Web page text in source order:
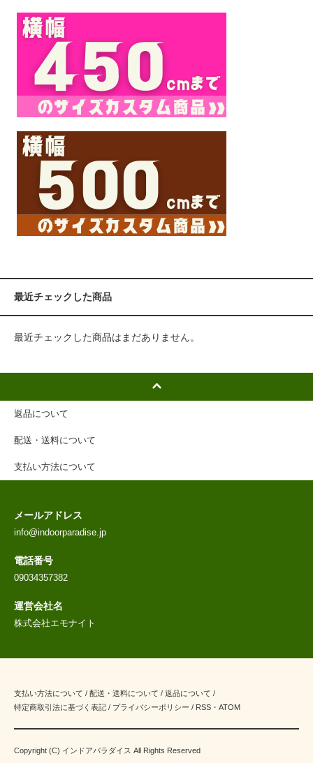
最近チェックした商品
最近チェックした商品はまだありません。
返品について
配送・送料について
支払い方法について
メールアドレス
info@indoorparadise.jp
電話番号
09034357382
運営会社名
株式会社エモナイト
支払い方法について / 配送・送料について / 返品について /
特定商取引法に基づく表記 / プライバシーポリシー / RSS ・ ATOM
Copyright (C) インドアパラダイス All Rights Reserved